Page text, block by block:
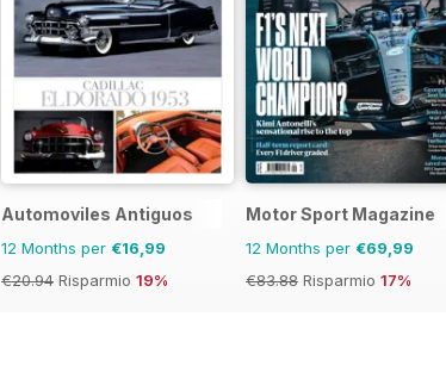
Automoviles Antiguos
12 Months per €16,99
€20.94 Risparmio 19%
Motor Sport Magazine
12 Months per €69,99
€83.88 Risparmio 17%